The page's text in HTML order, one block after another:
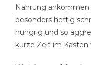
Nahrung
besonders heftig
hungrig und so
kurze Zeit im Kasten